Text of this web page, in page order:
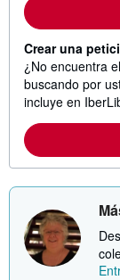
Crear una
¿No encuentra
buscando por
incluye en